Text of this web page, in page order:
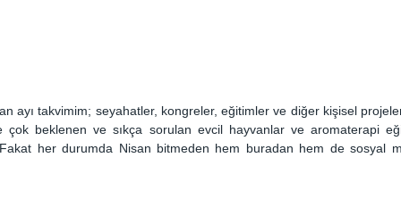
ayı takvimim; seyahatler, kongreler, eğitimler ve diğer kişisel
çok beklenen ve sıkça sorulan evcil hayvanlar ve aromaterapi
her durumda Nisan bitmeden hem buradan hem de sosyal